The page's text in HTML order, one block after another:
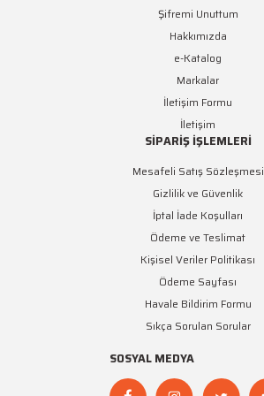
Şifremi Unuttum
Hakkımızda
e-Katalog
Markalar
İletişim Formu
İletişim
SİPARİŞ İŞLEMLERİ
Mesafeli Satış Sözleşmesi
Gizlilik ve Güvenlik
İptal İade Koşulları
Ödeme ve Teslimat
Kişisel Veriler Politikası
Ödeme Sayfası
Havale Bildirim Formu
Sıkça Sorulan Sorular
SOSYAL MEDYA